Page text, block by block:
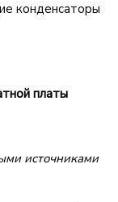
конденсаторы
платы
источниками